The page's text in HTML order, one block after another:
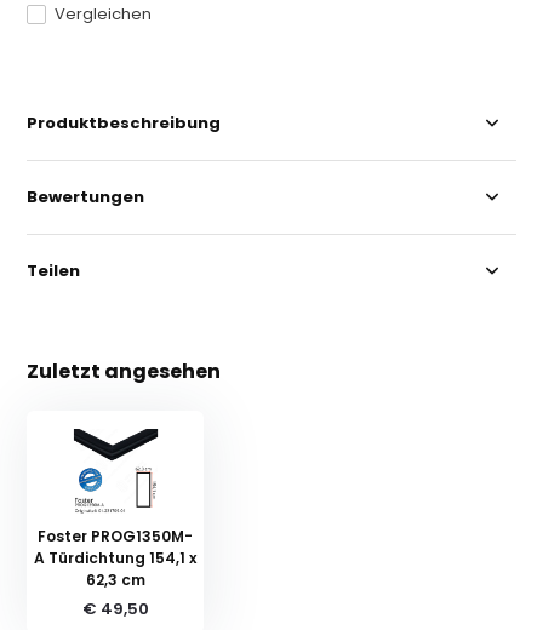
Vergleichen
Produktbeschreibung
Bewertungen
Teilen
Zuletzt angesehen
Foster PROG1350M-
A Türdichtung 154,1 x
62,3 cm
€ 49,50